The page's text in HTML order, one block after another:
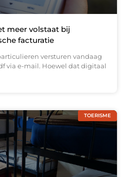
meer volstaat bij
facturatie
versturen vandaag
via e-mail. Hoewel dat digitaal
TOERISME